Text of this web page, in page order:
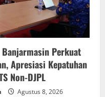
Perkuat
Apresiasi Kepatuhan
Non-DJPL
Agustus 8, 2026